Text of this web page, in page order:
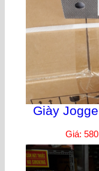
Giày
Giá: